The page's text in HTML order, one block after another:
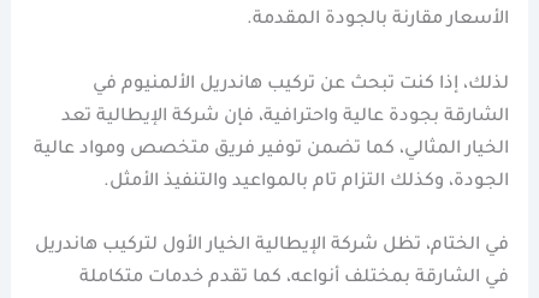
الأسعار مقارنة بالجودة المقدمة.
لذلك، إذا كنت تبحث عن تركيب هاندريل الألمنيوم في
الشارقة بجودة عالية واحترافية، فإن شركة الإيطالية تعد
الخيار المثالي، كما تضمن توفير فريق متخصص ومواد عالية
الجودة، وكذلك التزام تام بالمواعيد والتنفيذ الأمثل.
في الختام، تظل شركة الإيطالية الخيار الأول لتركيب هاندريل
في الشارقة بمختلف أنواعه، كما تقدم خدمات متكاملة